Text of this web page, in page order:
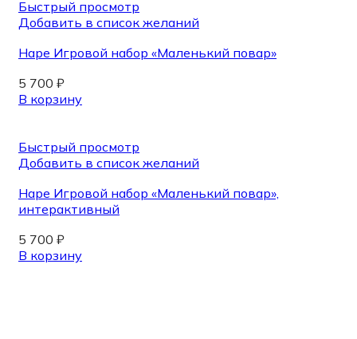
Быстрый просмотр
Добавить в список желаний
Hape Игровой набор «Маленький повар»
5 700 ₽
В корзину
Быстрый просмотр
Добавить в список желаний
Hape Игровой набор «Маленький повар»,
интерактивный
5 700 ₽
В корзину